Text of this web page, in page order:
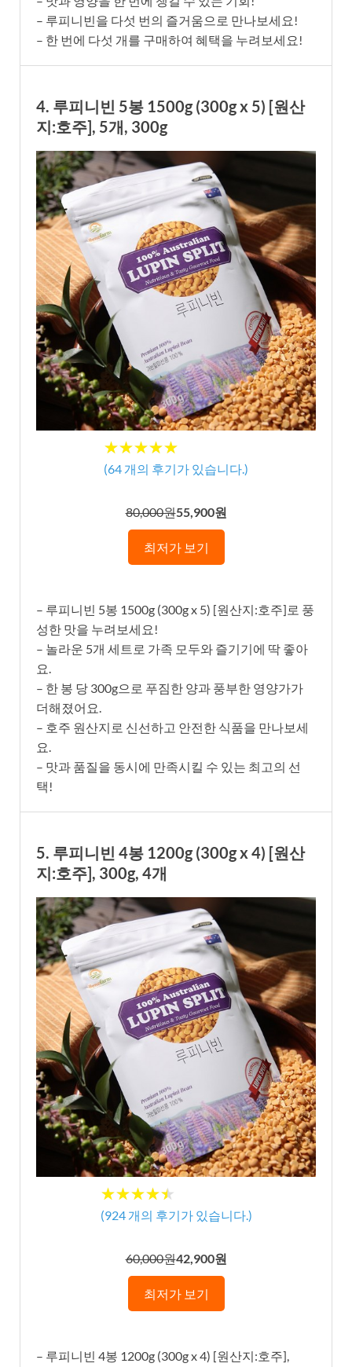
– 루피니빈을 다섯 번의 즐거움으로 만나보세요!
– 한 번에 다섯 개를 구매하여 혜택을 누려보세요!
4. 루피니빈 5봉 1500g (300g x 5) [원산
지:호주], 5개, 300g
★★★★★
★★★★★
(64 개의 후기가 있습니다.)
80,000원55,900원
최저가 보기
– 루피니빈 5봉 1500g (300g x 5) [원산지:호주]로 풍
성한 맛을 누려보세요!
– 놀라운 5개 세트로 가족 모두와 즐기기에 딱 좋아
요.
– 한 봉 당 300g으로 푸짐한 양과 풍부한 영양가가
더해졌어요.
– 호주 원산지로 신선하고 안전한 식품을 만나보세
요.
– 맛과 품질을 동시에 만족시킬 수 있는 최고의 선
택!
5. 루피니빈 4봉 1200g (300g x 4) [원산
지:호주], 300g, 4개
★★★★★
★★★★★
(924개의 후기가 있습니다.)
60,000원42,900원
최저가 보기
– 루피니빈 4봉 1200g (300g x 4) [원산지:호주],